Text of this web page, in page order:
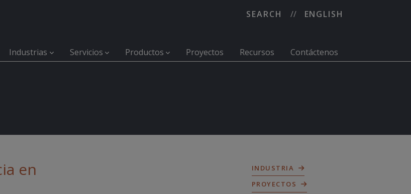
SEARCH ENGLISH
Industrias Servicios Productos Proyectos Recursos Contáctenos
en
INDUSTRIA
PROYECTOS